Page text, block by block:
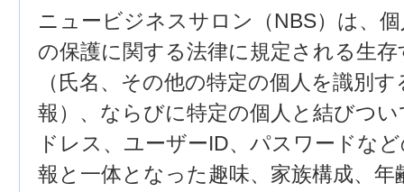
ニュービジネスサロン（NBS）は、
の保護に関する法律に規定される生
（氏名、その他の特定の個人を識別
報）、ならびに特定の個人と結びつ
ドレス、ユーザーID、パスワードな
報と一体となった趣味、家族構成、